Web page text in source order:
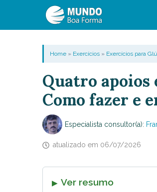
Home» Exercícios» Exercícios para
Quatro apoios
Como fazer e
Especialista consultor(a):
atualizado em 06/07/2026
Ver resumo